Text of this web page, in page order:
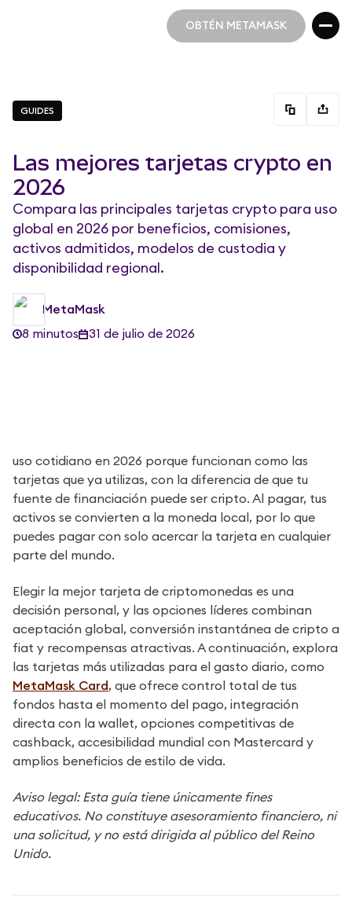
OBTÉN METAMASK
GUIDES
Las mejores tarjetas crypto en
2026
Compara las principales tarjetas crypto para uso
global en 2026 por beneficios, comisiones,
activos admitidos, modelos de custodia y
disponibilidad regional.
MetaMask
8 minutos
31 de julio de 2026
uso cotidiano en 2026 porque funcionan como las
tarjetas que ya utilizas, con la diferencia de que tu
fuente de financiación puede ser cripto. Al pagar, tus
activos se convierten a la moneda local, por lo que
puedes pagar con solo acercar la tarjeta en cualquier
parte del mundo.
Elegir la mejor tarjeta de criptomonedas es una
decisión personal, y las opciones líderes combinan
aceptación global, conversión instantánea de cripto a
fiat y recompensas atractivas. A continuación, explora
MetaMask Card, que ofrece control total de tus
fondos hasta el momento del pago, integración
directa con la wallet, opciones competitivas de
cashback, accesibilidad mundial con Mastercard y
amplios beneficios de estilo de vida.
Aviso legal: Esta guía tiene únicamente fines
educativos. No constituye asesoramiento financiero, ni
una solicitud, y no está dirigida al público del Reino
Unido.